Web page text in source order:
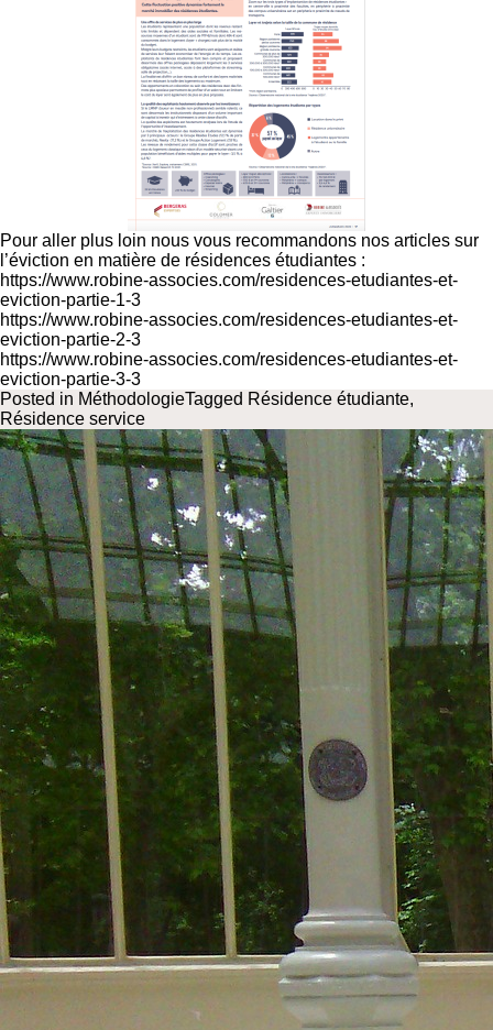
Pour aller plus loin nous vous recommandons nos articles sur
l’éviction en matière de résidences étudiantes :
https://www.robine-associes.com/residences-etudiantes-et-
eviction-partie-1-3
https://www.robine-associes.com/residences-etudiantes-et-
eviction-partie-2-3
https://www.robine-associes.com/residences-etudiantes-et-
eviction-partie-3-3
Posted in MéthodologieTagged Résidence étudiante,
Résidence service